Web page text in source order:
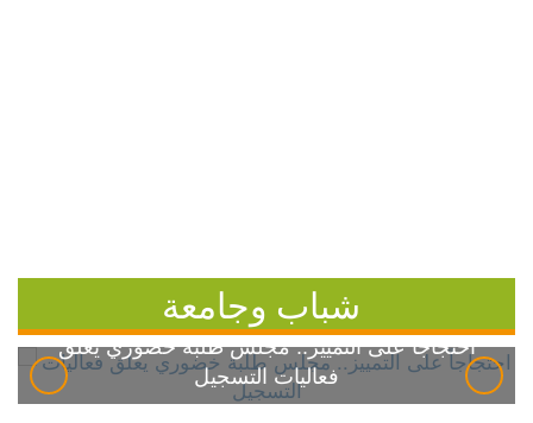
شباب وجامعة
احتجاجاً على التمييز.. مجلس طلبة خضوري يعلق
فعاليات التسجيل